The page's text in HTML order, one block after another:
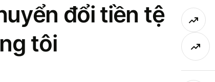
đổi tiền tệ
tôi